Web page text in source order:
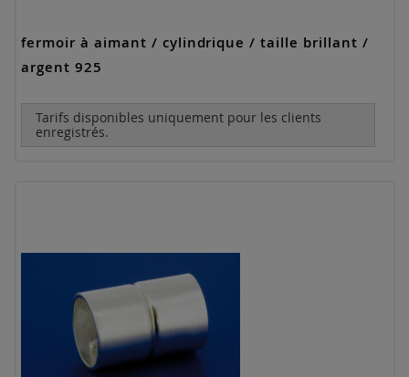
fermoir à aimant / cylindrique / taille brillant /
argent 925
Tarifs disponibles uniquement pour les clients
enregistrés.